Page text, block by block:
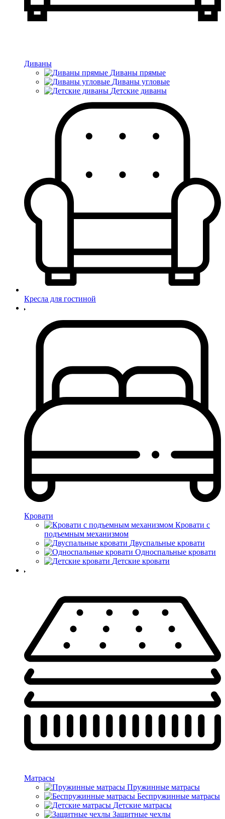
Диваны
Диваны прямые
Диваны угловые
Детские диваны
Кресла для гостиной
Кровати
Кровати с
подъемным механизмом
Двуспальные кровати
Односпальные кровати
Детские кровати
Матрасы
Пружинные матрасы
Беспружинные матрасы
Детские матрасы
Защитные чехлы